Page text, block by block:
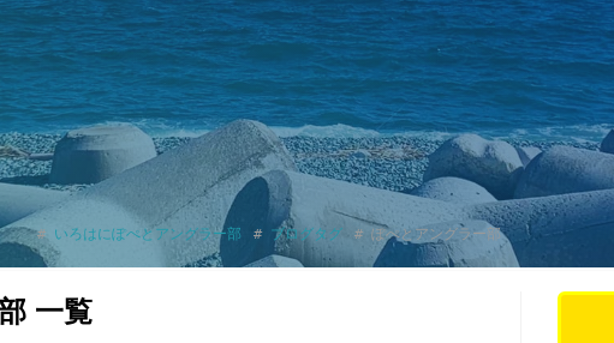
いろはにぽぺとアングラー部 ブログタグ ぽぺとアングラー部
一覧